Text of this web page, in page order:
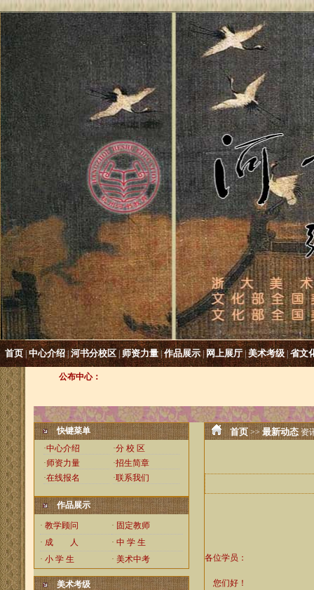
首页 中心介绍 | 河书分校区 师资力量 | 作品展示 网上展厅 | 美术考级 省文
公布中心：
快键菜单
·中心介绍 ·分 校 区
·师资力量 ·招生简章
·在线报名 ·联系我们
作品展示
· 教学顾问 · 固定教师
· 成 人 · 中 学 生
· 小 学 生 · 美术中考
美术考级
首页 >>最新动态资
各位学员：
您们好！